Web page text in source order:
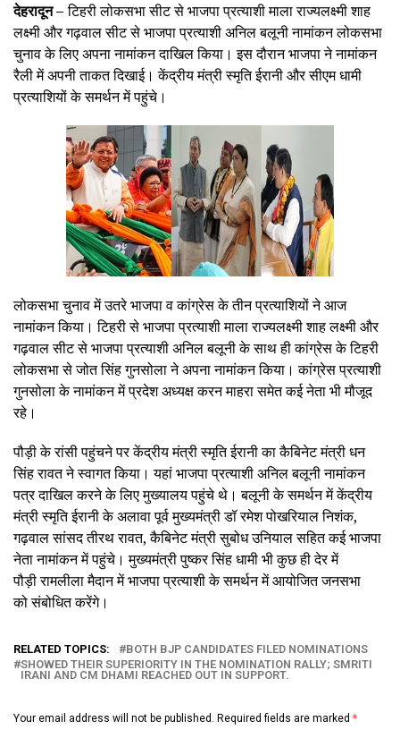
देहरादून –टिहरी लोकसभा सीट से भाजपा प्रत्याशी माला राज्यलक्ष्मी शाह
लक्ष्मी और गढ़वाल सीट से भाजपा प्रत्याशी अनिल बलूनी नामांकन लोकसभा
चुनाव के लिए अपना नामांकन दाखिल किया। इस दौरान भाजपा ने नामांकन
रैली में अपनी ताकत दिखाई। केंद्रीय मंत्री स्मृति ईरानी और सीएम धामी
प्रत्याशियों के समर्थन में पहुंचे।
लोकसभा चुनाव में उतरे भाजपा व कांग्रेस के तीन प्रत्याशियों ने आज
नामांकन किया। टिहरी से भाजपा प्रत्याशी माला राज्यलक्ष्मी शाह लक्ष्मी और
गढ़वाल सीट से भाजपा प्रत्याशी अनिल बलूनी के साथ ही कांग्रेस के टिहरी
लोकसभा से जोत सिंह गुनसोला ने अपना नामांकन किया। कांग्रेस प्रत्याशी
गुनसोला के नामांकन में प्रदेश अध्यक्ष करन माहरा समेत कई नेता भी मौजूद
रहे।
पौड़ी के रांसी पहुंचने पर केंद्रीय मंत्री स्मृति ईरानी का कैबिनेट मंत्री धन
सिंह रावत ने स्वागत किया। यहां भाजपा प्रत्याशी अनिल बलूनी नामांकन
पत्र दाखिल करने के लिए मुख्यालय पहुंचे थे। बलूनी के समर्थन में केंद्रीय
मंत्री स्मृति ईरानी के अलावा पूर्व मुख्यमंत्री डॉ रमेश पोखरियाल निशंक,
गढ़वाल सांसद तीरथ रावत, कैबिनेट मंत्री सुबोध उनियाल सहित कई भाजपा
नेता नामांकन में पहुंचे। मुख्यमंत्री पुष्कर सिंह धामी भी कुछ ही देर में
पौड़ी रामलीला मैदान में भाजपा प्रत्याशी के समर्थन में आयोजित जनसभा
को संबोधित करेंगे।
RELATED TOPICS:
BOTH BJP CANDIDATES FILED NOMINATIONS
SHOWED THEIR SUPERIORITY IN THE NOMINATION RALLY; SMRITI
IRANI AND CM DHAMI REACHED OUT IN SUPPORT.
Your email address will not be published. Required fields are marked *